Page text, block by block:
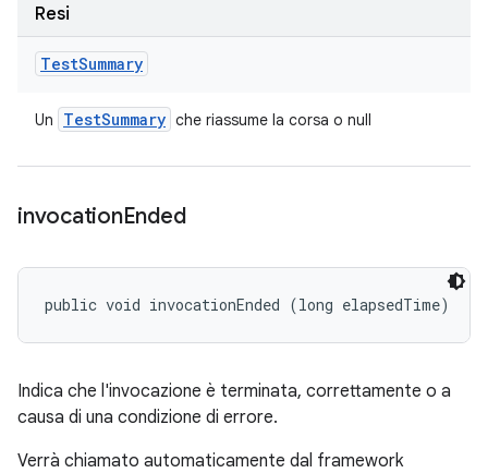
Resi
TestSummary
Un TestSummary che riassume la corsa o null
invocationEnded
public void invocationEnded (long elapsedTime)
Indica che l'invocazione è terminata, correttamente o a
causa di una condizione di errore.
Verrà chiamato automaticamente dal framework